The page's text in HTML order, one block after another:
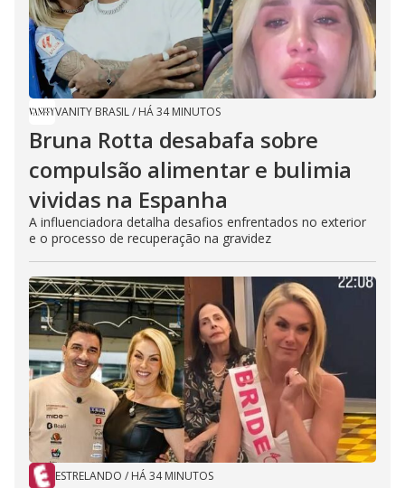
VANITY BRASIL/ HÁ 34 MINUTOS
Bruna Rotta desabafa sobre
compulsão alimentar e bulimia
vividas na Espanha
A influenciadora detalha desafios enfrentados no exterior
e o processo de recuperação na gravidez
ESTRELANDO / HÁ 34 MINUTOS